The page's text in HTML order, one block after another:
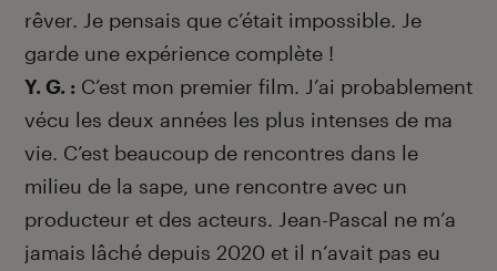
rêver. Je pensais que c’était impossible. Je
garde une expérience complète !
Y. G. : C’est mon premier film. J’ai probablement
vécu les deux années les plus intenses de ma
vie. C’est beaucoup de rencontres dans le
milieu de la sape, une rencontre avec un
producteur et des acteurs. Jean-Pascal ne m’a
jamais lâché depuis 2020 et il n’avait pas eu